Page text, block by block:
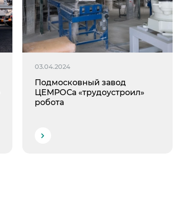
03.04.2024
Подмосковный завод
ЦЕМРОСа «трудоустроил»
робота